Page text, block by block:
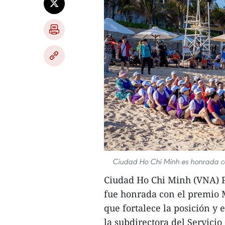
Ciudad Ho Chi Minh es honrada
Ciudad Ho Chi Minh (VNA)
fue honrada con el premio
que fortalece la posición y
la subdirectora del